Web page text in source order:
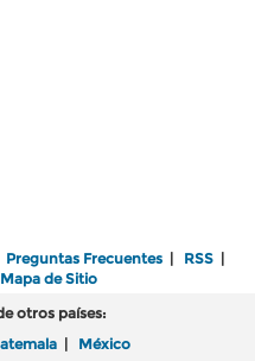
Preguntas Frecuentes | RSS |
Mapa de Sitio
otros países:
| México